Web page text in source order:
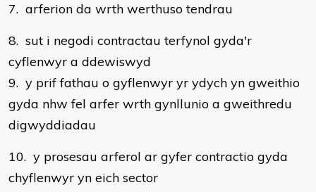
7. arferion da wrth werthuso tendrau
8. sut i negodi contractau terfynol gyda'r
cyflenwyr a ddewiswyd
9. y prif fathau o gyflenwyr yr ydych yn gweithio
gyda nhw fel arfer wrth gynllunio a gweithredu
digwyddiadau
10. y prosesau arferol ar gyfer contractio gyda
chyflenwyr yn eich sector